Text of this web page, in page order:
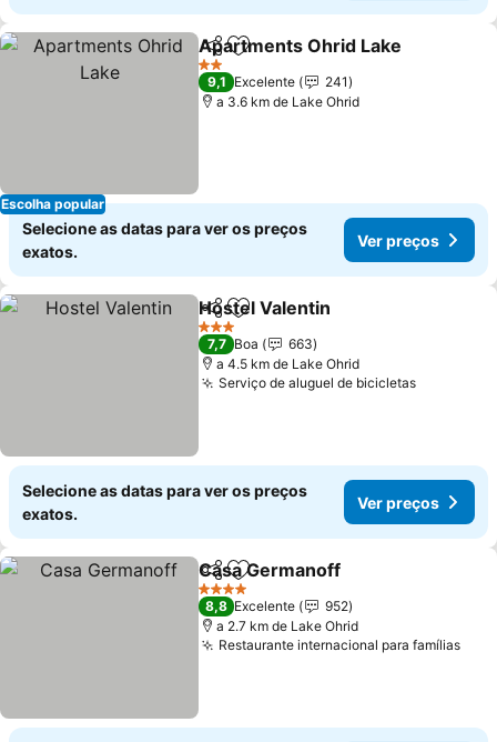
Escolha popular
PartilharAdicionar aos favoritos
Apartments Ohrid Lake
2 Estrelas
9,1 Excelente
241
a 3.6 km de Lake Ohrid
Selecione as datas para ver os preços
exatos.
Ver preços
PartilharAdicionar aos favoritos
Hostel Valentin
3 Estrelas
7,7 Boa
663
a 4.5 km de Lake Ohrid
Serviço de aluguel de bicicletasVer
Selecione as datas para ver os preços
exatos.
Ver preços
PartilharAdicionar aos favoritos
Casa Germanoff
4 Estrelas
8,8 Excelente
952
a 2.7 km de Lake Ohrid
Restaurante internacional para famíliasVer